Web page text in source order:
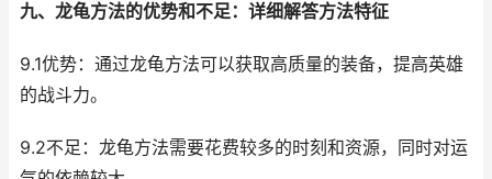
九、龙龟方法的优势和不足：详细解答方法特征
9.1优势：通过龙龟方法可以获取高质量的装备，提高英雄
的战斗力。
9.2不足：龙龟方法需要花费较多的时刻和资源，同时对运